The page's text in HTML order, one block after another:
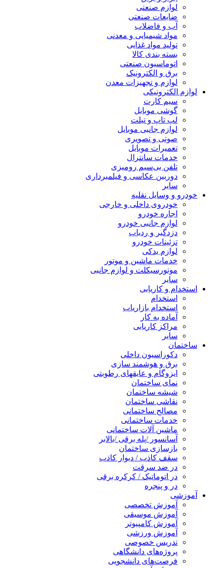
لوازم صنعتی
ضایعات صنعتی
آب و فاضلاب
مواد شیمیایی و معدنی
تولید مواد غذایی
بسته بندی کالا
اتوماسیون صنعتی
برق و الکترونیک
لوازم و تجهیزات معدن
لوازم الکترونیکی
سیم کارت
گوشی موبایل
لپ تاپ و تبلت
لوازم جانبی موبایل
صوتی و تصویری
تعمیرات موبایل
خدمات سانترال
تلفن بی‌سیم رومیزی
دوربین عکاسی و فیلمبرداری
سایر
خودرو و وسایل نقلیه
خودروی داخلی و خارجی
اجاره خودرو
لوازم جانبی خودرو
دزدگیر و ردیاب
تزئینات خودرو
لوازم یدکی
خدمات ماشین و موتور
موتورسیکلت و لوازم جانبی
سایر
استخدام و کاریابی
استخدام
استخدام بازاریاب
آماده به کار
مراکز کاریابی
سایر
ساختمان
دکوراسیون داخلی
برق و هوشمند سازی
ایزوگام و عایقهای رطوبتی
نمای ساختمان
شیشه ساختمان
نقاشی ساختمان
مصالح ساختمانی
خدمات ساختمانی
ماشین آلات ساختمانی
آسانسور /پله برقی /بالابر
بازسازی ساختمان
سقف کاذب / دیوار کاذب
در ضد سرقت
در اتوماتیک / کرکره برقی
در و پنجره
آموزشی
آموزش تخصصی
آموزش موسیقی
آموزش کامپیوتر
آموزش ورزشی
تدریس خصوصی
پروژه‌های دانشگاهی
فرصت‌های دانشجویی